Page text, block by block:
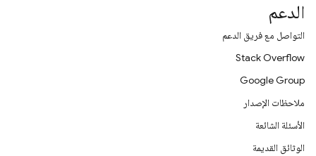
الدعم
التواصل مع فريق الدعم
Stack Overflow
Google Group
ملاحظات الإصدار
الأسئلة الشائعة
الوثائق القديمة